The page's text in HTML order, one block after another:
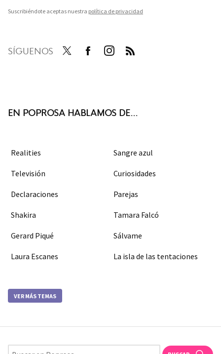
Suscribiéndote aceptas nuestra política de privacidad
SÍGUENOS
EN POPROSA HABLAMOS DE...
Realities Sangre azul
Televisión Curiosidades
Declaraciones Parejas
Shakira Tamara Falcó
Gerard Piqué Sálvame
Laura Escanes La isla de las tentaciones
VER MÁS TEMAS